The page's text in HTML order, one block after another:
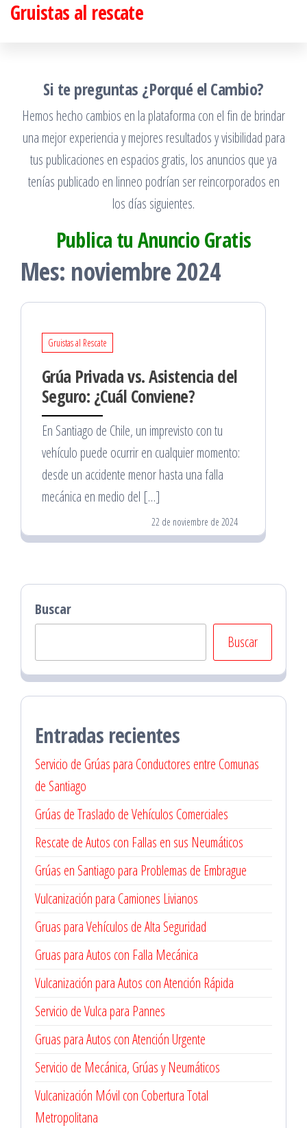
SaltarGruistas al rescate
Si te preguntas ¿Porqué el Cambio?
Hemos hecho cambios en la plataforma con el fin de brindar
una mejor experiencia y mejores resultados y visibilidad para
tus publicaciones en espacios gratis, los anuncios que ya
tenías publicado en linneo podrían ser reincorporados en
los días siguientes.
Publica tu Anuncio Gratis
Mes: noviembre 2024
Gruistas al Rescate
Grúa Privada vs. Asistencia del
Seguro: ¿Cuál Conviene?
En Santiago de Chile, un imprevisto con tu
vehículo puede ocurrir en cualquier momento:
desde un accidente menor hasta una falla
mecánica en medio del […]
22 de noviembre de 2024
Buscar
Buscar
Entradas recientes
Servicio de Grúas para Conductores entre Comunas
de Santiago
Grúas de Traslado de Vehículos Comerciales
Rescate de Autos con Fallas en sus Neumáticos
Grúas en Santiago para Problemas de Embrague
Vulcanización para Camiones Livianos
Gruas para Vehículos de Alta Seguridad
Gruas para Autos con Falla Mecánica
Vulcanización para Autos con Atención Rápida
Servicio de Vulca para Pannes
Gruas para Autos con Atención Urgente
Servicio de Mecánica, Grúas y Neumáticos
Vulcanización Móvil con Cobertura Total
Metropolitana